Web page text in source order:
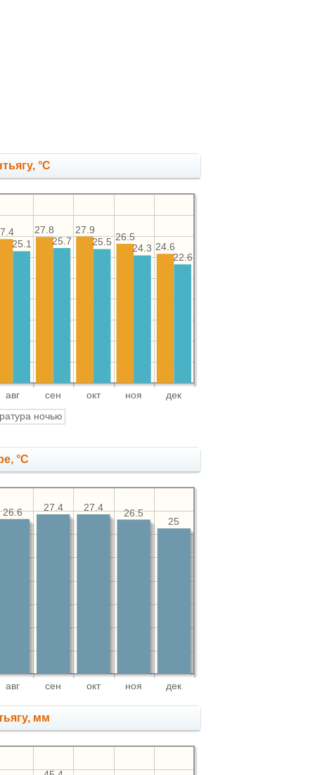
°C
авг сен окт ноя дек
24.6
26.5
27.9
27.8
22.6
24.3
25.5
25.7
25.1
ночью
°C
авг сен окт ноя дек
25
26.5
27.4
27.4
26.6
мм